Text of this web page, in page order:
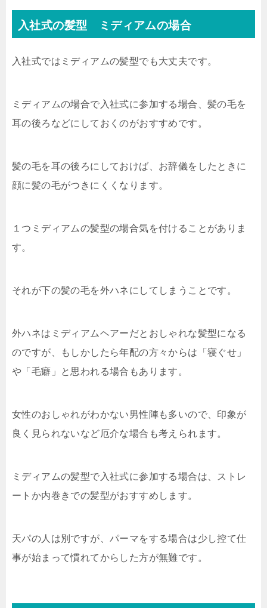
入社式の髪型 ミディアムの場合
入社式ではミディアムの髪型でも大丈夫です。
ミディアムの場合で入社式に参加する場合、髪の毛を
耳の後ろなどにしておくのがおすすめです。
髪の毛を耳の後ろにしておけば、お辞儀をしたときに
顔に髪の毛がつきにくくなります。
１つミディアムの髪型の場合気を付けることがありま
す。
それが下の髪の毛を外ハネにしてしまうことです。
外ハネはミディアムヘアーだとおしゃれな髪型になる
のですが、もしかしたら年配の方々からは「寝ぐせ」
や「毛癖」と思われる場合もあります。
女性のおしゃれがわかない男性陣も多いので、印象が
良く見られないなど厄介な場合も考えられます。
ミディアムの髪型で入社式に参加する場合は、ストレ
ートか内巻きでの髪型がおすすめします。
天パの人は別ですが、パーマをする場合は少し控て仕
事が始まって慣れてからした方が無難です。